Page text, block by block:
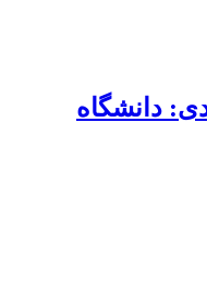
دانشگاه